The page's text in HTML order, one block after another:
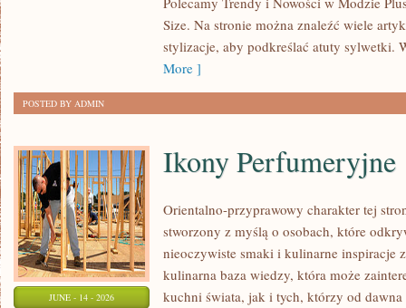
Size. Na stronie można znaleźć wiele
stylizacje, aby podkreślać atuty sylwetki.
More ]
POSTED BY ADMIN
JUNE - 14 - 2026
Ikony Perfumeryjne
Orientalno-przyprawowy charakter tej
stworzony z myślą o osobach, które
nieoczywiste smaki i kulinarne inspiracje
kulinarna baza wiedzy, która może
kuchni świata, jak i tych, którzy od